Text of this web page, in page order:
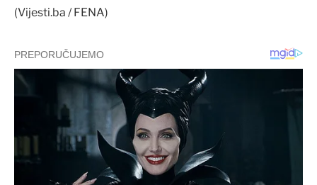
(Vijesti.ba / FENA)